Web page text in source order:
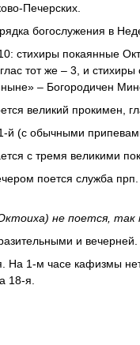
Печерских.
богослужения в
стихиры покаянные
тот же – 3, и
– Богородичен
великий прокимен,
й (с обычными
с тремя великими
поется служба
не поется, так
и
На 1-м часе кафизмы
18-я.